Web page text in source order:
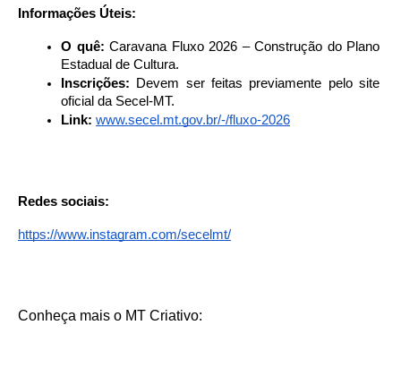
Informações Úteis:
O quê: Caravana Fluxo 2026 – Construção do Plano
Estadual de Cultura.
Inscrições: Devem ser feitas previamente pelo site
oficial da Secel-MT.
Link: www.secel.mt.gov.br/-/fluxo-2026
Redes sociais:
https://www.instagram.com/secelmt/
Conheça mais o MT Criativo: